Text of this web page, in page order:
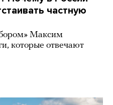
частную
Максим
которые отвечают